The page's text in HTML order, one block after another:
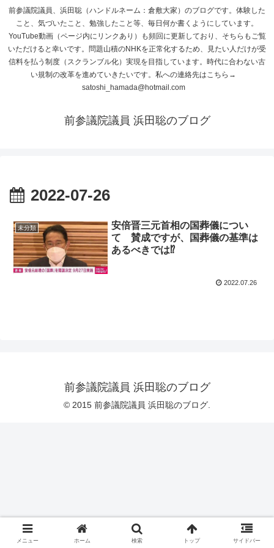
前参議院議員、浜田聡（ハンドルネーム：倉敷大家）のブログです。体験した
こと、気づいたこと、勉強したこと等、毎日何か書くようにしています。
YouTube動画（ページ内にリンクあり）も頻回に更新しており、そちらもご覧
いただけると幸いです。問題山積のNHKを正常化するため、見たい人だけが受
信料を払う制度（スクランブル化）実現を目指しています。時代に合わない古
い規制の改革を進めていきたいです。私への連絡先はこちら→
satoshi_hamada@hotmail.com
前参議院議員 浜田聡のブログ
2022-07-26
未分類
安倍晋三元首相の国葬儀につい
て 賛成ですが、国葬儀の基準は
あるべきでは⁉
2022.07.26
前参議院議員 浜田聡のブログ
© 2015 前参議院議員 浜田聡のブログ.
メニュー ホーム 検索 トップ サイドバー